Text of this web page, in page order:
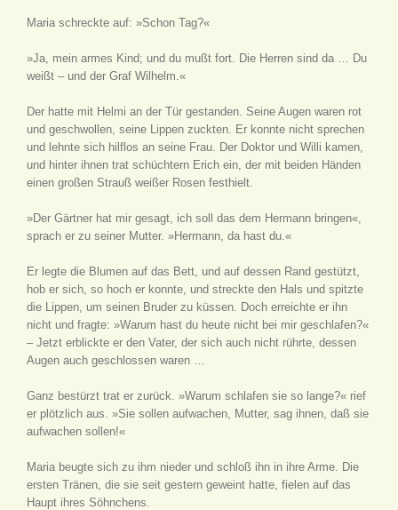
Maria schreckte auf: »Schon Tag?«
»Ja, mein armes Kind; und du mußt fort. Die Herren sind da … Du
weißt – und der Graf Wilhelm.«
Der hatte mit Helmi an der Tür gestanden. Seine Augen waren rot
und geschwollen, seine Lippen zuckten. Er konnte nicht sprechen
und lehnte sich hilflos an seine Frau. Der Doktor und Willi kamen,
und hinter ihnen trat schüchtern Erich ein, der mit beiden Händen
einen großen Strauß weißer Rosen festhielt.
»Der Gärtner hat mir gesagt, ich soll das dem Hermann bringen«,
sprach er zu seiner Mutter. »Hermann, da hast du.«
Er legte die Blumen auf das Bett, und auf dessen Rand gestützt,
hob er sich, so hoch er konnte, und streckte den Hals und spitzte
die Lippen, um seinen Bruder zu küssen. Doch erreichte er ihn
nicht und fragte: »Warum hast du heute nicht bei mir geschlafen?«
– Jetzt erblickte er den Vater, der sich auch nicht rührte, dessen
Augen auch geschlossen waren …
Ganz bestürzt trat er zurück. »Warum schlafen sie so lange?« rief
er plötzlich aus. »Sie sollen aufwachen, Mutter, sag ihnen, daß sie
aufwachen sollen!«
Maria beugte sich zu ihm nieder und schloß ihn in ihre Arme. Die
ersten Tränen, die sie seit gestern geweint hatte, fielen auf das
Haupt ihres Söhnchens.